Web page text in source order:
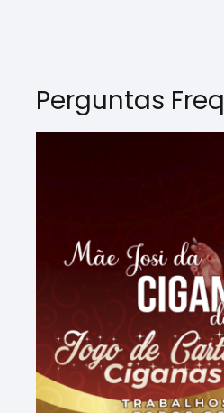
Perguntas